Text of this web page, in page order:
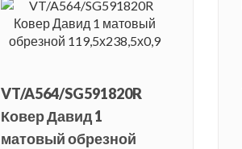
VT/A564/SG591820R
Ковер Давид 1
матовый обрезной